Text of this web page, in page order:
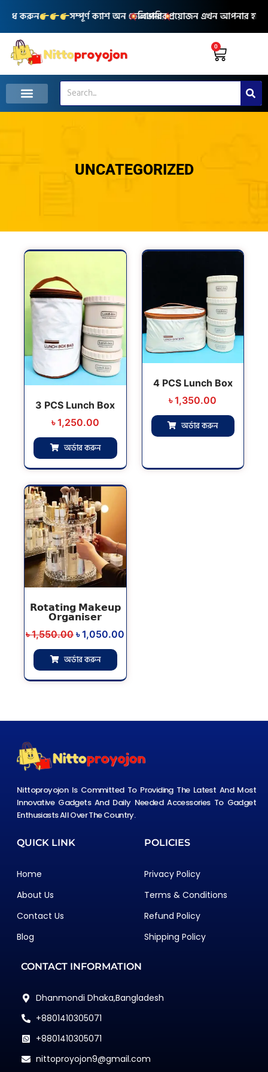
content
করুন সম্পূর্ণ ক্যাশ অন ডেলিভারিআপনার প্রয়োজন এখন আপনার
0
Cart
Search
UNCATEGORIZED
3 PCS Lunch Box
৳1,250.00
অর্ডার করুন
4 PCS Lunch Box
৳1,350.00
অর্ডার করুন
𝗥𝗼𝘁𝗮𝘁𝗶𝗻𝗴 𝗠𝗮𝗸𝗲𝘂𝗽
𝗢𝗿𝗴𝗮𝗻𝗶𝘀𝗲𝗿
৳1,550.00
Original
price
was:
৳ 1,550.00.
৳1,050.00
Current
অর্ডার করুন
Nittoproyojon Is Committed To Providing The Latest And Most
Innovative Gadgets And Daily Needed Accessories To Gadget
Enthusiasts All Over The Country.
QUICK LINK
Home
About Us
Contact Us
Blog
POLICIES
Privacy Policy
Terms & Conditions
Refund Policy
Shipping Policy
CONTACT INFORMATION
Dhanmondi Dhaka,Bangladesh
+8801410305071
+8801410305071
nittoproyojon9@gmail.com